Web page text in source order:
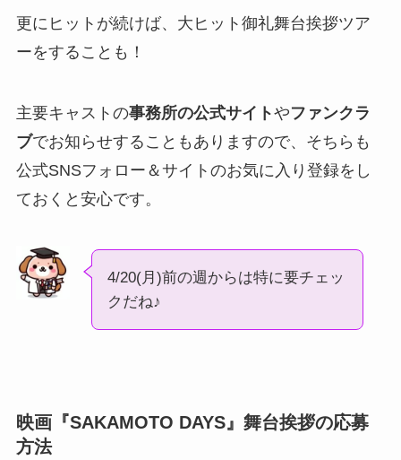
更にヒットが続けば、大ヒット御礼舞台挨拶ツア
ーをすることも！
主要キャストの事務所の公式サイトやファンクラ
ブでお知らせすることもありますので、そちらも
公式SNSフォロー＆サイトのお気に入り登録をし
ておくと安心です。
4/20(月)前の週からは特に要チェッ
クだね♪
映画『SAKAMOTO DAYS』舞台挨拶の応募
方法